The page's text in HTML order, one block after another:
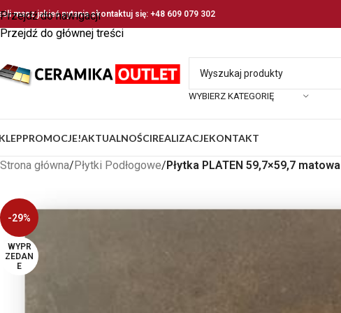
Przejdź do nawigacji
Przejdź do głównej treści
masz jakieś pytania skontaktuj się: +48 609 079 302
WYBIERZ KATEGORIĘ
PROMOCJE!AKTUALNOŚCIREALIZACJEKONTAKT
Strona główna/Płytki Podłogowe/Płytka PLATEN 59,7×59,7 matowa
-29%
WYPR
ZEDAN
E